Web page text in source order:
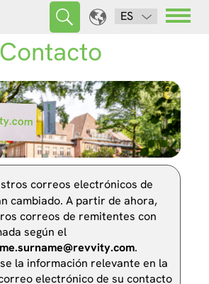
ES
Contacto
correos electrónicos de
cambiado. A partir de ahora,
correos de remitentes con
según el
.
la información relevante en la
electrónico de su contacto